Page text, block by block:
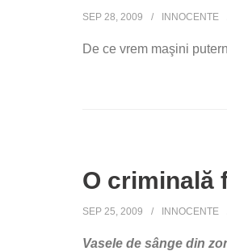
SEP 28, 2009 INNOCENTE
De ce vrem maşini
O criminală
SEP 25, 2009 INNOCENTE
Vasele de sânge din